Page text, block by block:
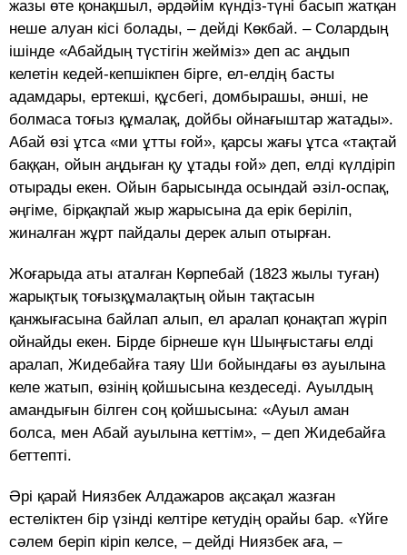
жазы өте қонақшыл, әрдәйім күндіз-түні басып жатқан
неше алуан кісі болады, – дейді Көкбай. – Солардың
ішінде «Абайдың түстігін жейміз» деп ас аңдып
келетін кедей-кепшікпен бірге, ел-елдің басты
адамдары, ертекші, құсбегі, домбырашы, әнші, не
болмаса тоғыз құмалақ, дойбы ойнағыштар жатады».
Абай өзі ұтса «ми ұтты ғой», қарсы жағы ұтса «тақтай
баққан, ойын аңдыған қу ұтады ғой» деп, елді күлдіріп
отырады екен. Ойын барысында осындай әзіл-оспақ,
әңгіме, бірқақпай жыр жарысына да ерік беріліп,
жиналған жұрт пайдалы дерек алып отырған.
Жоғарыда аты аталған Көрпебай (1823 жылы туған)
жарықтық тоғызқұмалақтың ойын тақтасын
қанжығасына байлап алып, ел аралап қонақтап жүріп
ойнайды екен. Бірде бірнеше күн Шыңғыстағы елді
аралап, Жидебайға таяу Ши бойындағы өз ауылына
келе жатып, өзінің қойшысына кездеседі. Ауылдың
амандығын білген соң қойшысына: «Ауыл аман
болса, мен Абай ауылына кеттім», – деп Жидебайға
беттепті.
Әрі қарай Ниязбек Алдажаров ақсақал жазған
естеліктен бір үзінді келтіре кетудің орайы бар. «Үйге
сәлем беріп кіріп келсе, – дейді Ниязбек аға, –